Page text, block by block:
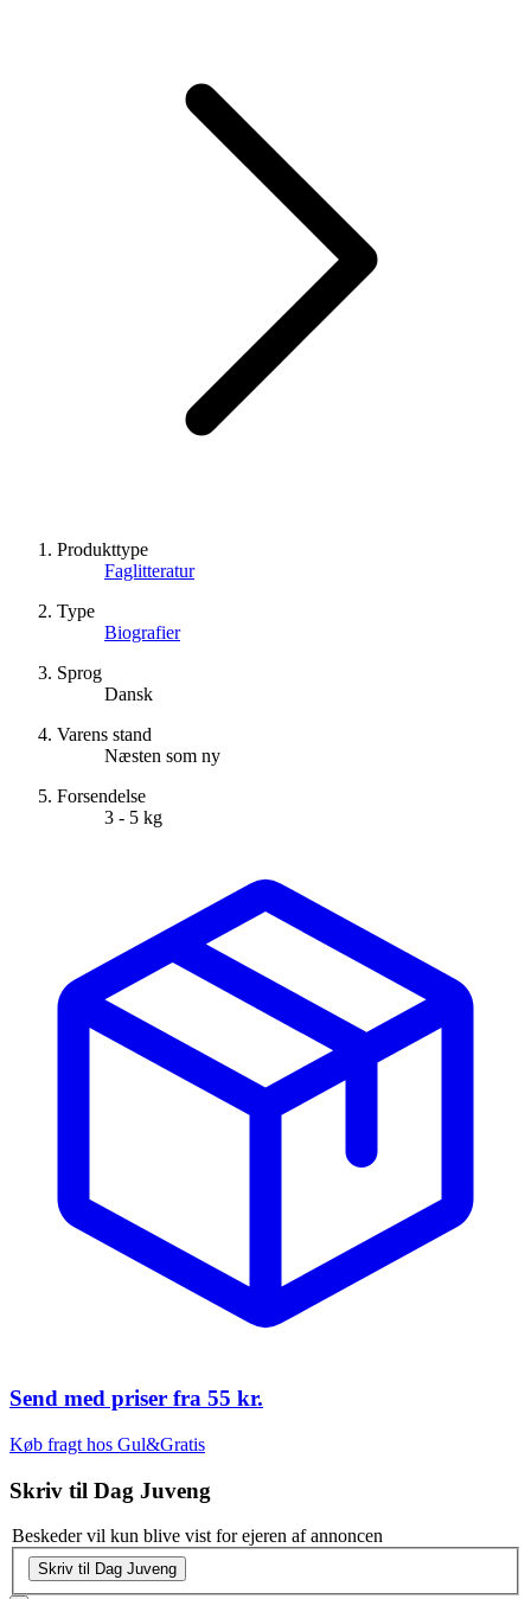
Produkttype
Faglitteratur
Type
Biografier
Sprog
Dansk
Varens stand
Næsten som ny
Forsendelse
3 - 5 kg
Send med priser fra 55 kr.
Køb fragt hos Gul&Gratis
Skriv til Dag Juveng
Beskeder vil kun blive vist for ejeren af annoncen
Skriv til Dag Juveng